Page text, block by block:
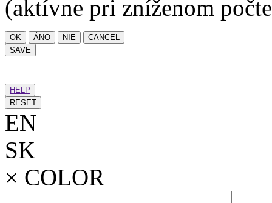
(aktívne pri zníženom
OK ÁNO NIE
CANCEL
SAVE
HELP
RESET
EN
SK
× COLOR